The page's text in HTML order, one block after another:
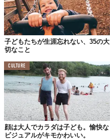
子どもたちが生涯忘れない、35の大
切なこと
CULTURE
顔は大人でカラダは子ども。愉快な
ビジュアルがキモかわいい。